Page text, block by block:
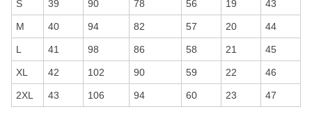
S 39 90 78 56 19 43
M 40 94 82 57 20 44
L 41 98 86 58 21 45
XL 42 102 90 59 22 46
2XL 43 106 94 60 23 47